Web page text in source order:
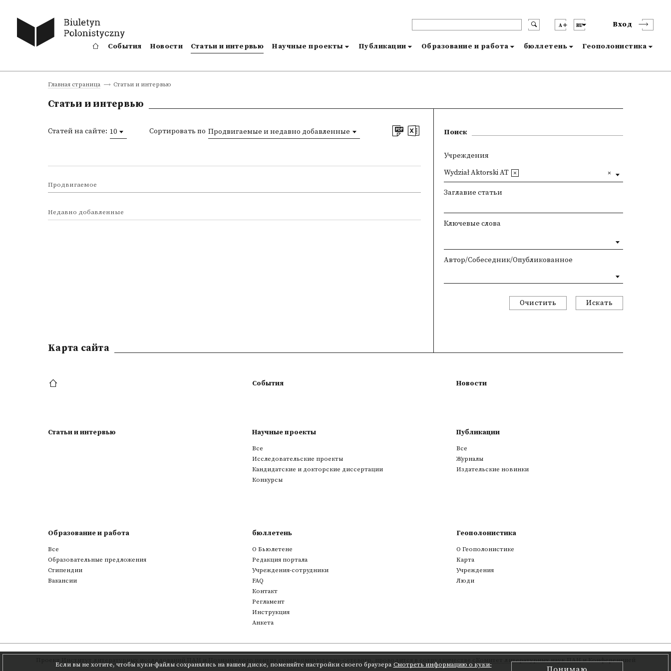
A RU Вход
События Новости Статьи и интервью Научные проекты Публикации Образование и работа бюллетень Геополонистика
Главная страница Статьи и интервью
Статьи и интервью
Статей на сайте: 10 Сортировать по Продвигаемые и недавно добавленные
Продвигаемое
Недавно добавленные
Поиск
Учреждения
Wydział Aktorski AT
Заглавие статьи
Ключевые слова
Автор/Собеседник/Опубликованное
Очистить Искать
Если вы не хотите, чтобы куки-файлы сохранялись на вашем диске, поменяйте настройки своего браузера Смотреть информацию о куки-
Kарта сайта
События Новости
Статьи и интервью Научные проекты
Все
Исследовательские проекты
Кандидатские и докторские диссертации
Конкурсы
Публикации
Все
Журналы
Издательские новинки
Образование и работа
Все
Образовательные предложения
Стипендии
Вакансии
бюллетень
О Бьюлетене
Редакция портала
Учреждения-сотрудники
FAQ
Контакт
Регламент
Инструкция
Анкета
Геополонистика
О Геополонистике
Kарта
Учреждения
Люди
Институт литературных исследований ПАН Познаньского центра суперкомпьютерно-сетевого Комитет литературных наук ПАНи Конференцией